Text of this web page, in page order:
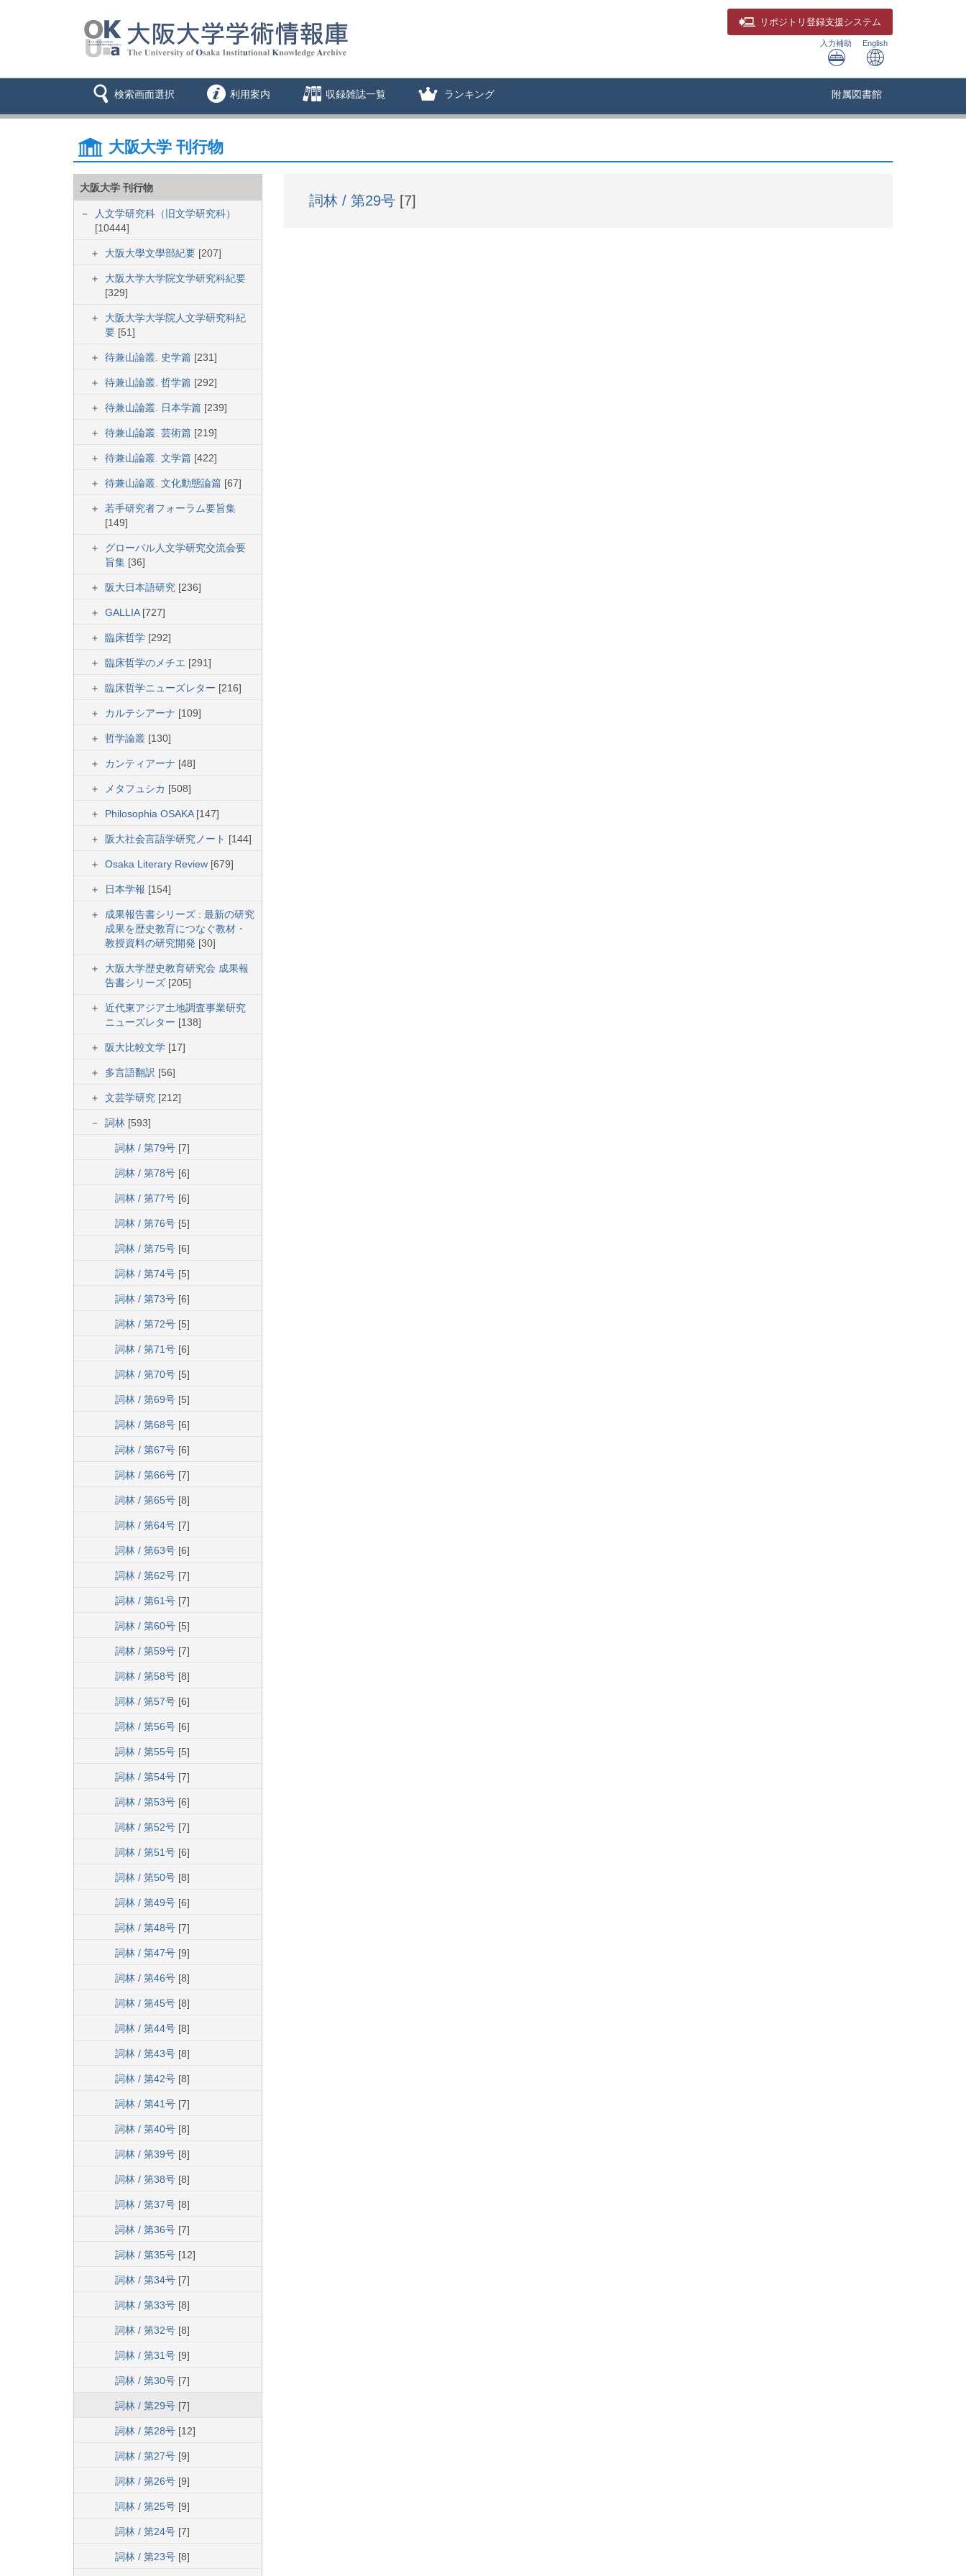
リポジトリ 登録支援システム
入力補助 English
検索画面選択 利用案内 収録雑誌一覧 ランキング 附属図書館
大阪大学 刊行物
大阪大学 刊行物
人文学研究科（旧文学研究科）
[10444]
大阪大學文學部紀要 [207]
大阪大学大学院文学研究科紀要
[329]
大阪大学大学院人文学研究科紀
要 [51]
待兼山論叢. 史学篇 [231]
待兼山論叢. 哲学篇 [292]
待兼山論叢. 日本学篇 [239]
待兼山論叢. 芸術篇 [219]
待兼山論叢. 文学篇 [422]
待兼山論叢. 文化動態論篇 [67]
若手研究者フォーラム要旨集
[149]
グローバル人文学研究交流会要
旨集 [36]
阪大日本語研究 [236]
GALLIA[727]
臨床哲学 [292]
臨床哲学のメチエ [291]
臨床哲学ニューズレター [216]
カルテシアーナ [109]
哲学論叢 [130]
カンティアーナ [48]
メタフュシカ [508]
Philosophia OSAKA[147]
阪大社会言語学研究ノート [144]
Osaka Literary Review [679]
日本学報 [154]
成果報告書シリーズ : 最新の研究
成果を歴史教育につなぐ教材・
教授資料の研究開発 [30]
大阪大学歴史教育研究会 成果報
告書シリーズ [205]
近代東アジア土地調査事業研究
ニューズレター [138]
阪大比較文学 [17]
多言語翻訳 [56]
文芸学研究 [212]
詞林 [593]
詞林 / 第79号 [7]
詞林 / 第78号 [6]
詞林 / 第77号 [6]
詞林 / 第76号 [5]
詞林 / 第75号 [6]
詞林 / 第74号 [5]
詞林 / 第73号 [6]
詞林 / 第72号 [5]
詞林 / 第71号 [6]
詞林 / 第70号 [5]
詞林 / 第69号 [5]
詞林 / 第68号 [6]
詞林 / 第67号 [6]
詞林 / 第66号 [7]
詞林 / 第65号 [8]
詞林 / 第64号 [7]
詞林 / 第63号 [6]
詞林 / 第62号 [7]
詞林 / 第61号 [7]
詞林 / 第60号 [5]
詞林 / 第59号 [7]
詞林 / 第58号 [8]
詞林 / 第57号 [6]
詞林 / 第56号 [6]
詞林 / 第55号 [5]
詞林 / 第54号 [7]
詞林 / 第53号 [6]
詞林 / 第52号 [7]
詞林 / 第51号 [6]
詞林 / 第50号 [8]
詞林 / 第49号 [6]
詞林 / 第48号 [7]
詞林 / 第47号 [9]
詞林 / 第46号 [8]
詞林 / 第45号 [8]
詞林 / 第44号 [8]
詞林 / 第43号 [8]
詞林 / 第42号 [8]
詞林 / 第41号 [7]
詞林 / 第40号 [8]
詞林 / 第39号 [8]
詞林 / 第38号 [8]
詞林 / 第37号 [8]
詞林 / 第36号 [7]
詞林 / 第35号 [12]
詞林 / 第34号 [7]
詞林 / 第33号 [8]
詞林 / 第32号 [8]
詞林 / 第31号 [9]
詞林 / 第30号 [7]
詞林 / 第29号 [7]
詞林 / 第28号 [12]
詞林 / 第27号 [9]
詞林 / 第26号 [9]
詞林 / 第25号 [9]
詞林 / 第24号 [7]
詞林 / 第23号 [8]
詞林 / 第29号 [7]